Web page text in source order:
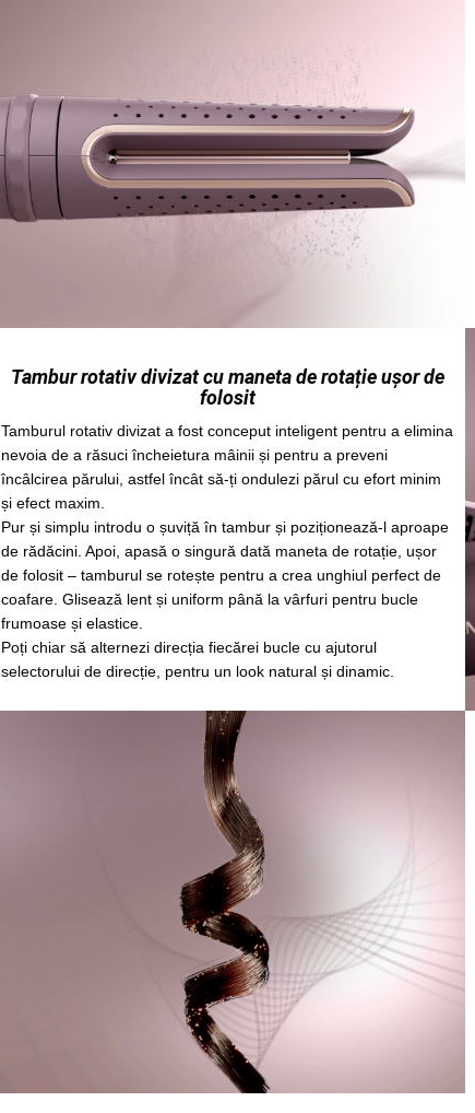
Tambur rotativ divizat cu maneta de rotație ușor de
folosit
Tamburul rotativ divizat a fost conceput inteligent pentru a elimina
nevoia de a răsuci încheietura mâinii și pentru a preveni
încâlcirea părului, astfel încât să-ți ondulezi părul cu efort minim
și efect maxim.
Pur și simplu introdu o șuviță în tambur și poziționează-l aproape
de rădăcini. Apoi, apasă o singură dată maneta de rotație, ușor
de folosit – tamburul se rotește pentru a crea unghiul perfect de
coafare. Glisează lent și uniform până la vârfuri pentru bucle
frumoase și elastice.
Poți chiar să alternezi direcția fiecărei bucle cu ajutorul
selectorului de direcție, pentru un look natural și dinamic.